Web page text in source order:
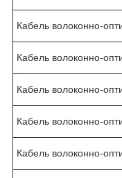
Кабель волоконно-
Кабель волоконно-
Кабель волоконно-
Кабель волоконно-
Кабель волоконно-